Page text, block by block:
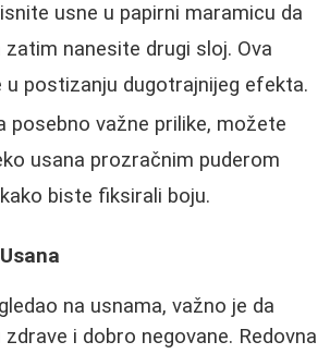
usne u papirni maramicu da
zatim nanesite drugi sloj. Ova
u postizanju dugotrajnijeg efekta.
posebno važne prilike, možete
usana prozračnim puderom
biste fiksirali boju.
na usnama, važno je da
i dobro negovane. Redovna